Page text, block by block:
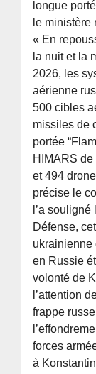
longue
le ministère
« En
la nuit et la
2026, les
aérienne
500 cibles
missiles de
portée
HIMARS
et 494
précise le
l’a
Défense,
ukrainienne
en Russie
volonté de
l’attention
frappe
forces
à